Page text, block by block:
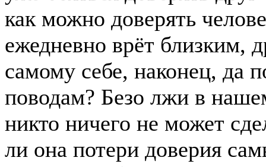
как можно доверять
ежедневно врёт близким,
самому себе, наконец, да
поводам? Безо лжи в
никто ничего не может
ли она потери доверия